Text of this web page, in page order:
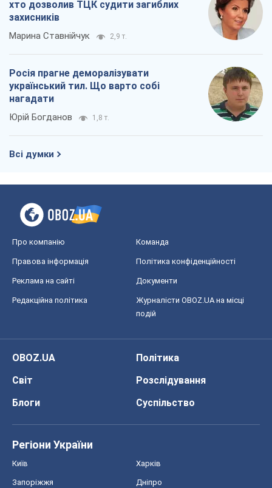
хто дозволив ТЦК судити загиблих
захисників
Марина Ставнійчук 2,9 т.
Росія прагне деморалізувати
український тил. Що варто собі
нагадати
Юрій Богданов 1,8 т.
Всі думки
Про компанію Команда
Правова інформація Політика конфіденційності
Реклама на сайті Документи
Редакційна політика
Журналісти OBOZ.UA на місці
подій
OBOZ.UA
Політика
Світ
Розслідування
Блоги
Суспільство
Регіони України
Київ Харків
Запоріжжя Дніпро